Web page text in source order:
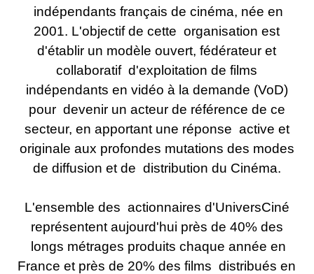
indépendants français de cinéma, née en
2001. L'objectif de cette organisation est
d'établir un modèle ouvert, fédérateur et
collaboratif d'exploitation de films
indépendants en vidéo à la demande (VoD)
pour devenir un acteur de référence de ce
secteur, en apportant une réponse active et
originale aux profondes mutations des modes
de diffusion et de distribution du Cinéma.
L'ensemble des actionnaires d'UniversCiné
représentent aujourd'hui près de 40% des
longs métrages produits chaque année en
France et près de 20% des films distribués en